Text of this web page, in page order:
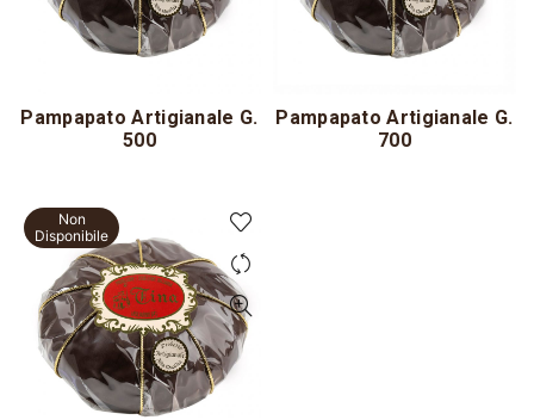
Pampapato Artigianale G.
500
Pampapato Artigianale G.
700
Non
Disponibile